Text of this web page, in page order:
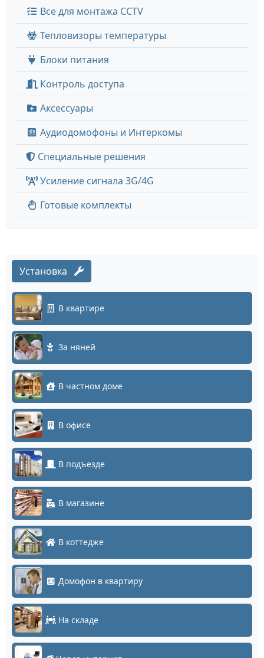
Все для монтажа CCTV
Тепловизоры температуры
Блоки питания
Контроль доступа
Аксессуары
Аудиодомофоны и Интеркомы
Специальные решения
Усиление сигнала 3G/4G
Готовые комплекты
Установка
В квартире
За няней
В частном доме
В офисе
В подъезде
В магазине
В коттедже
Домофон в квартиру
На складе